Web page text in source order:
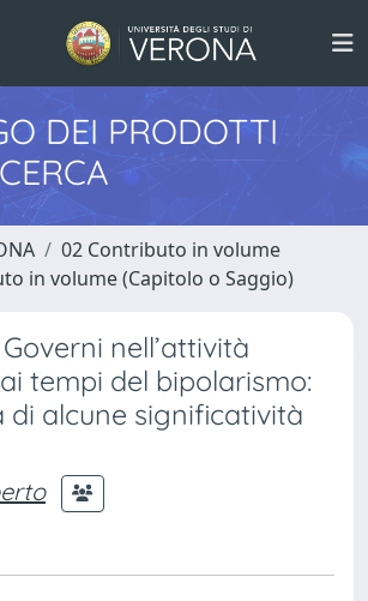
DEI PRODOTTI
02 Contributo in volume
in volume (Capitolo o Saggio)
nell’attività
tempi del bipolarismo:
di alcune significatività